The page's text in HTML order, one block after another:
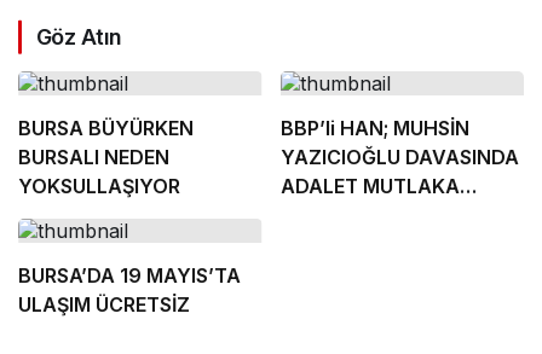
Göz Atın
BURSA BÜYÜRKEN
BURSALI NEDEN
YOKSULLAŞIYOR
BBP’li HAN; MUHSİN
YAZICIOĞLU DAVASINDA
ADALET MUTLAKA
BURSA’DA 19 MAYIS’TA
ULAŞIM ÜCRETSİZ